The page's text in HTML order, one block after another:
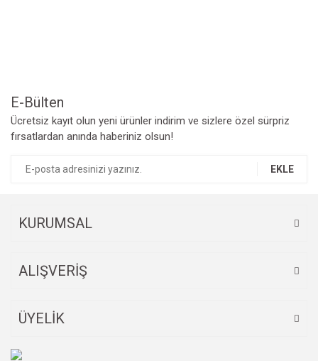
E-Bülten
Ücretsiz kayıt olun yeni ürünler indirim ve sizlere özel sürpriz
fırsatlardan anında haberiniz olsun!
EKLE
KURUMSAL
ALIŞVERİŞ
ÜYELİK